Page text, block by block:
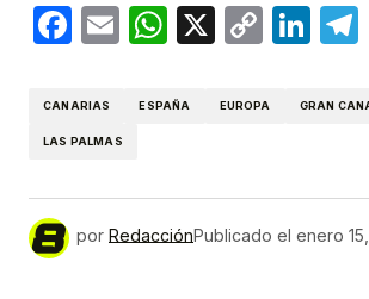
Facebook
EmailWhatsApp
X
Copy
CANARIAS ESPAÑA EUROPA GRAN
LAS PALMAS
por RedacciónPublicado el enero